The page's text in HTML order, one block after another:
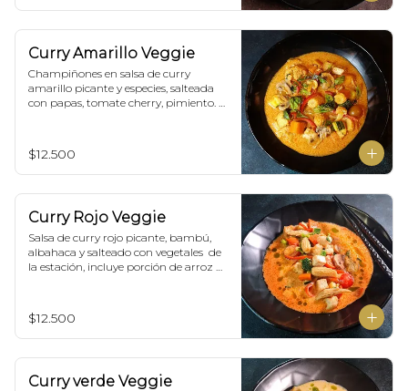
Curry Amarillo Veggie
Champiñones en salsa de curry
amarillo picante y especies, salteada
con papas, tomate cherry, pimiento.
$12.500
Curry Rojo Veggie
Salsa de curry rojo picante, bambú,
albahaca y salteado con vegetales  de
la estación, incluye porción de arroz
$12.500
Curry verde Veggie